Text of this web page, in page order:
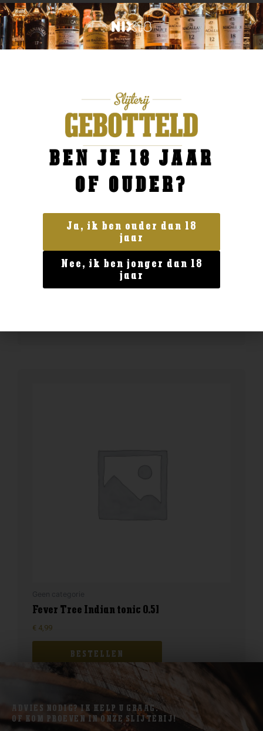
Geen categorie
Enate Crianza
13,99
Fever Tree Indian tonic 0.5l
€ 4,99
BESTELLEN
ADVIES NODIG? IK HELP U GRAAG.
OF KOM PROEVEN IN ONZE SLIJTERIJ!
BEN JE 18 JAAR
OF OUDER?
Ja, ik ben ouder dan 18
jaar
Nee, ik ben jonger dan 18
jaar